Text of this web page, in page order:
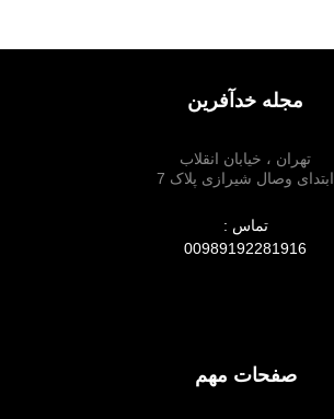
مجله خدآفرین
تهران ، خیابان انقلاب
ابتدای وصال شیرازی پلاک 7
تماس :
00989192281916
صفحات مهم